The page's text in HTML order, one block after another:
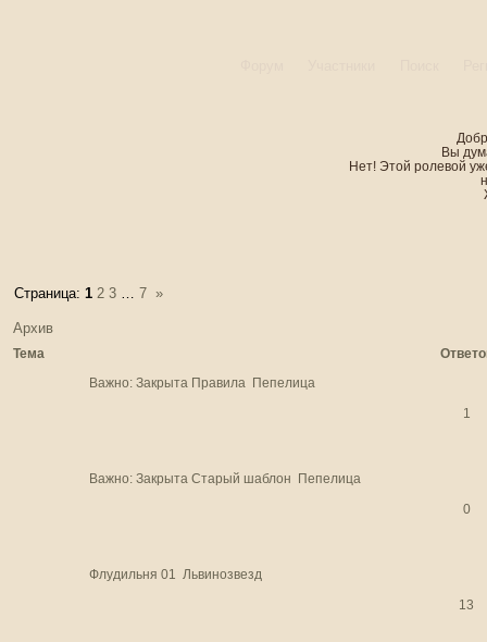
Вы
Нет! Этой ролевой
Архив
Страница: 1 2 3 7 »
Тема
Важно: Закрыта Правила Пепелица
1
Важно: Закрыта Старый шаблон Пепелица
0
Флудильня 01 Львинозвезд
13